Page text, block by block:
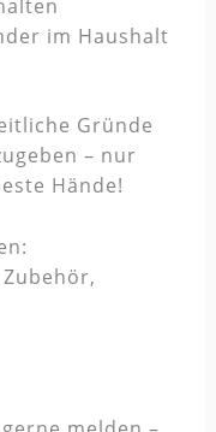
im Haushalt
Gründe
– nur
Hände!